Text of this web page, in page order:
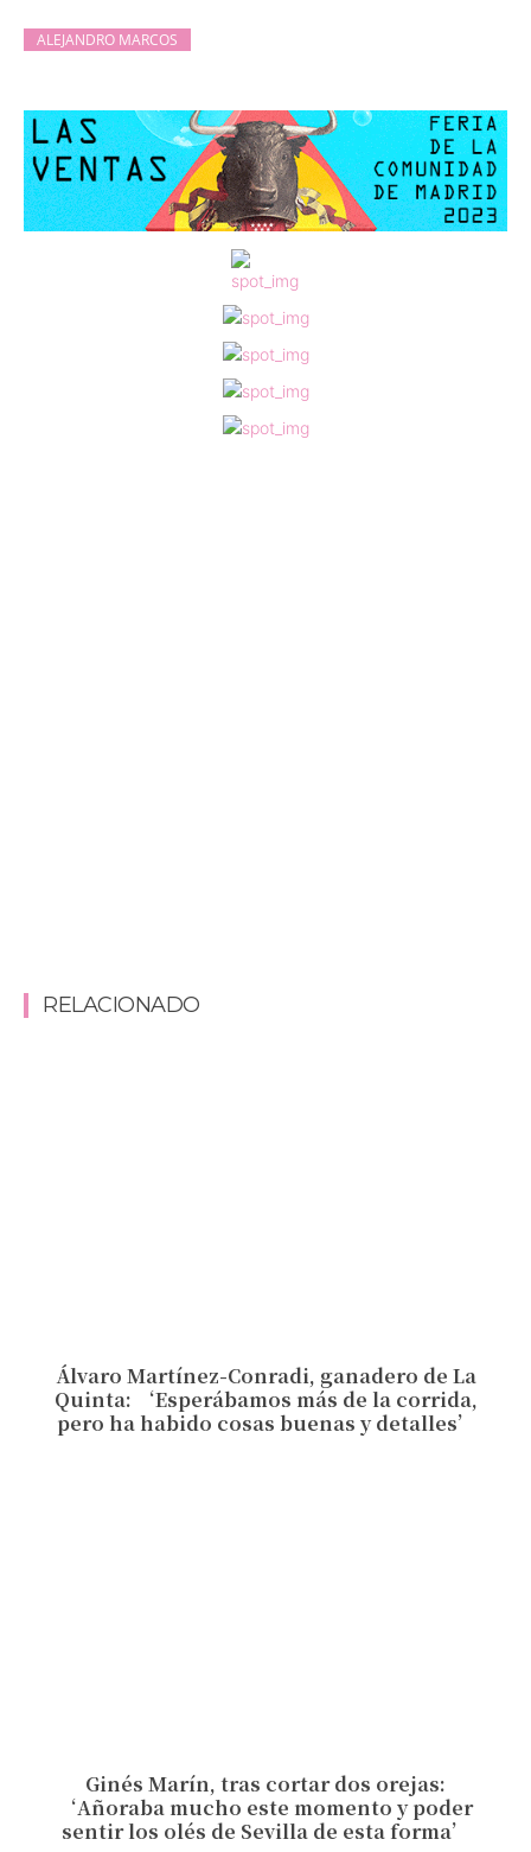
ALEJANDRO MARCOS
RELACIONADO
Álvaro Martínez-Conradi, ganadero de La
Quinta: ‘Esperábamos más de la corrida,
pero ha habido cosas buenas y detalles’
Ginés Marín, tras cortar dos orejas:
‘Añoraba mucho este momento y poder
sentir los olés de Sevilla de esta forma’